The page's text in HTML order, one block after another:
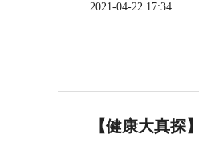
2021-04-22 17:34
【健康大真探